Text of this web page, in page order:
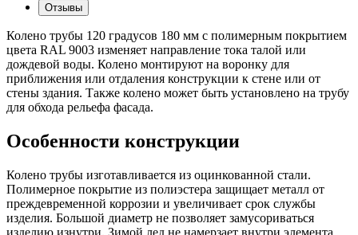
Отзывы
Колено трубы 120 градусов 180 мм с полимерным покрытием
цвета RAL 9003 изменяет направление тока талой или
дождевой воды. Колено монтируют на воронку для
приближения или отдаления конструкции к стене или от
стены здания. Также колено может быть установлено на трубу
для обхода рельефа фасада.
Особенности конструкции
Колено трубы изготавливается из оцинкованной стали.
Полимерное покрытие из полиэстера защищает металл от
преждевременной коррозии и увеличивает срок службы
изделия. Большой диаметр не позволяет замусориваться
изделию изнутри. Зимой лед не намерзает внутри элемента